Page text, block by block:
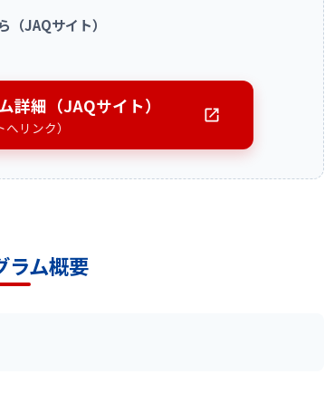
JAQサイト）
詳細（JAQサイト）
へリンク）
ム概要